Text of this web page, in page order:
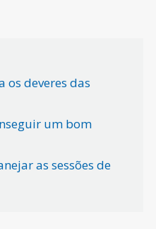
os deveres das
um bom
as sessões de